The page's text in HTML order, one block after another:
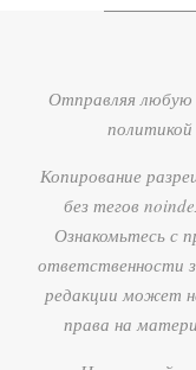
Отправляя любую
Копирование
без тегов
Ознакомьтесь с
ответственности
редакции может
права на